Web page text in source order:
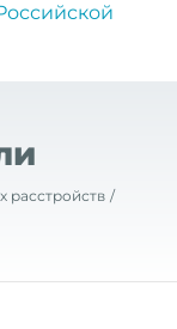
расстройств